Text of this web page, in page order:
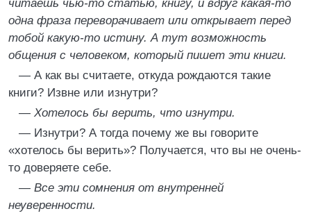
читаешь чью-то статью, книгу, и вдруг какая-то
одна фраза переворачивает или открывает перед
тобой какую-то истину. А тут возможность
общения с человеком, который пишет эти книги.
— А как вы считаете, откуда рождаются такие
книги? Извне или изнутри?
— Хотелось бы верить, что изнутри.
— Изнутри? А тогда почему же вы говорите
«хотелось бы верить»? Получается, что вы не очень-
то доверяете себе.
— Все эти сомнения от внутренней
неуверенности.